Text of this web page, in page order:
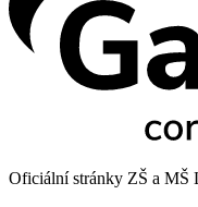
Oficiální stránky ZŠ a MŠ